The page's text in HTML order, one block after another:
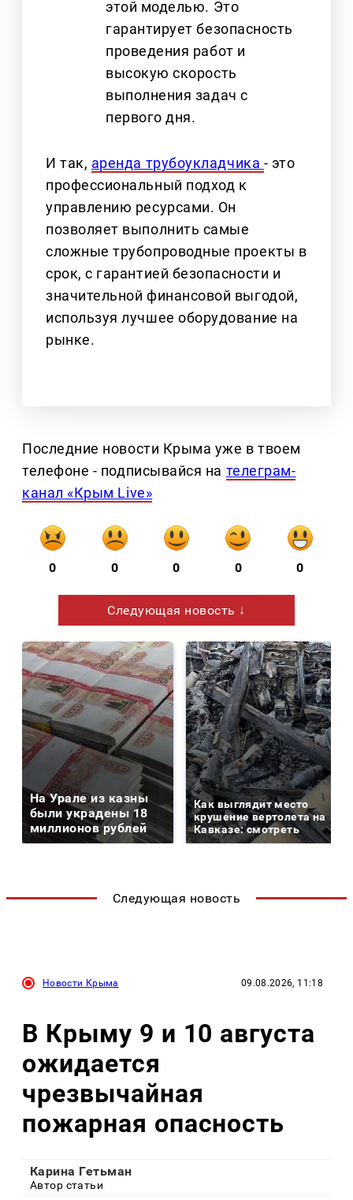
этой моделью. Это
гарантирует безопасность
проведения работ и
высокую скорость
выполнения задач с
первого дня.
И так, аренда трубоукладчика - это
профессиональный подход к
управлению ресурсами. Он
позволяет выполнить самые
сложные трубопроводные проекты в
срок, с гарантией безопасности и
значительной финансовой выгодой,
используя лучшее оборудование на
рынке.
Последние новости Крыма уже в твоем
телефоне - подписывайся на телеграм-
канал «Крым Live»
0 0 0 0 0
Следующая новость ↓
На Урале из казны
были украдены 18
миллионов рублей
Как выглядит место
крушение вертолета на
Кавказе: смотреть
Следующая новость
Новости Крыма 09.08.2026, 11:18
В Крыму 9 и 10 августа
ожидается
чрезвычайная
пожарная опасность
Карина Гетьман
Автор статьи